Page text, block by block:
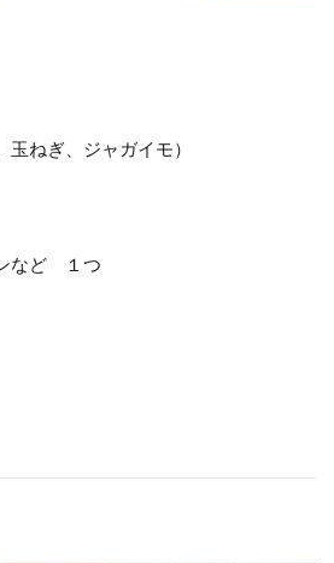
玉ねぎ、ジャガイモ）
など １つ